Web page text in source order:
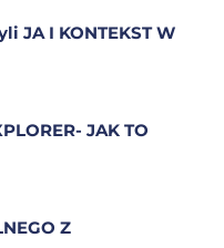
JA I KONTEKST W
JAK TO
Z